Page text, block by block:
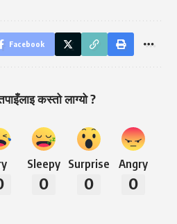
Facebook
कस्तो लाग्यो ?
Sleepy
0
Surprise
0
Angry
0